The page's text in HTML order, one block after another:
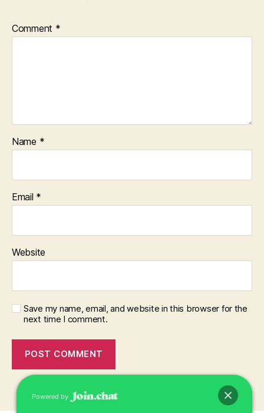
Comment *
Name *
Email *
Website
Save my name, email, and website in this browser for the
next time I comment.
Powered by